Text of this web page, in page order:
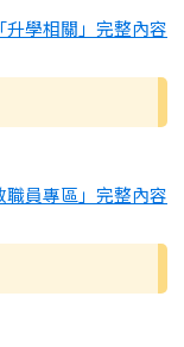
升學相關」完整內容
職員專區」完整內容